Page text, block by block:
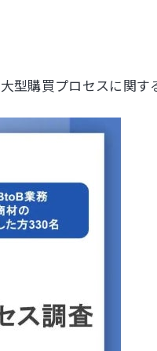
型購買プロセスに関す